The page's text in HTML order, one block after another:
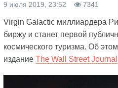
9 июля 2019, 23:52 7341
Virgin Galactic миллиардера
биржу и станет первой
космического туризма. Об
издание The Wall Street Journal